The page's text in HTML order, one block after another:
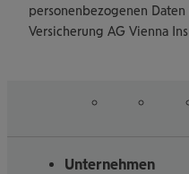
personenbezogenen Daten
Versicherung AG Vienna
Unternehmen